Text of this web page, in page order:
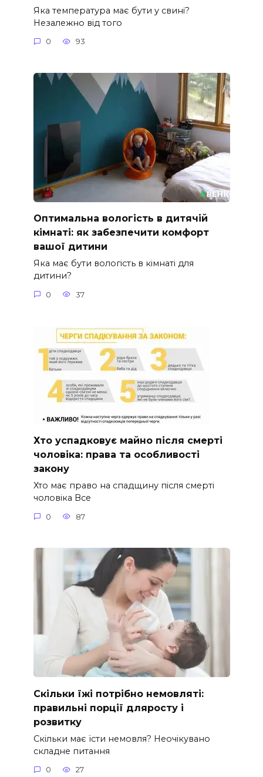
Яка температура має бути у свині?
Незалежно від того
0 93
Оптимальна вологість в дитячій
кімнаті: як забезпечити комфорт
вашої дитини
Яка має бути вологість в кімнаті для
дитини?
0 37
Хто успадковує майно після смерті
чоловіка: права та особливості
закону
Хто має право на спадщину після смерті
чоловіка Все
0 87
Скільки їжі потрібно немовляті:
правильні порції дляросту і
розвитку
Скільки має їсти немовля? Неочікувано
складне питання
0 27